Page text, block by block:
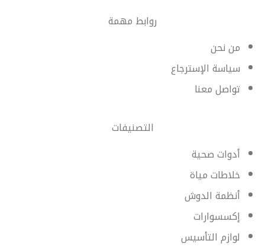
روابط مهمة
من نحن
سياسة الإسترجاع
تواصل معنا
التصنيفات
أدوات صحية
خلاطات مياة
أنظمة الدوش
إكسسوارات
لوازم التأسيس